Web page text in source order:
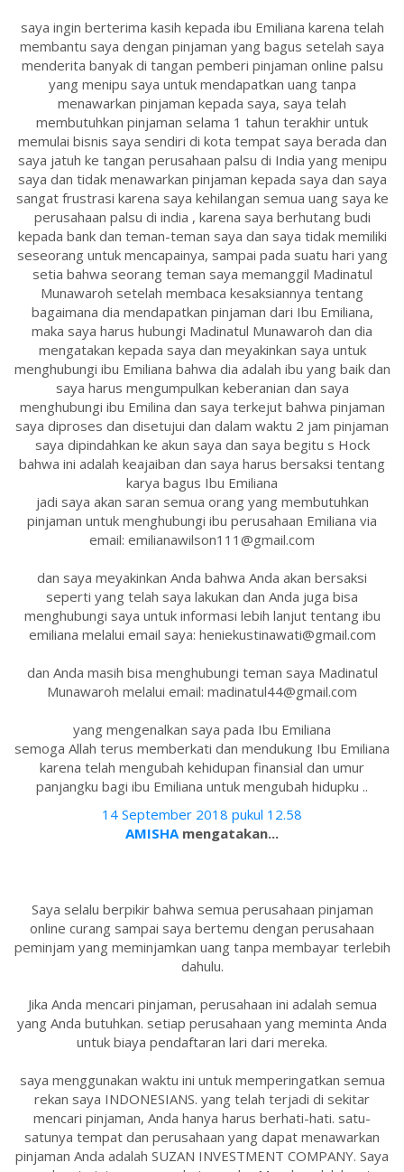
saya ingin berterima kasih kepada ibu Emiliana karena telah
membantu saya dengan pinjaman yang bagus setelah saya
menderita banyak di tangan pemberi pinjaman online palsu
yang menipu saya untuk mendapatkan uang tanpa
menawarkan pinjaman kepada saya, saya telah
membutuhkan pinjaman selama 1 tahun terakhir untuk
memulai bisnis saya sendiri di kota tempat saya berada dan
saya jatuh ke tangan perusahaan palsu di India yang menipu
saya dan tidak menawarkan pinjaman kepada saya dan saya
sangat frustrasi karena saya kehilangan semua uang saya ke
perusahaan palsu di india , karena saya berhutang budi
kepada bank dan teman-teman saya dan saya tidak memiliki
seseorang untuk mencapainya, sampai pada suatu hari yang
setia bahwa seorang teman saya memanggil Madinatul
Munawaroh setelah membaca kesaksiannya tentang
bagaimana dia mendapatkan pinjaman dari Ibu Emiliana,
maka saya harus hubungi Madinatul Munawaroh dan dia
mengatakan kepada saya dan meyakinkan saya untuk
menghubungi ibu Emiliana bahwa dia adalah ibu yang baik dan
saya harus mengumpulkan keberanian dan saya
menghubungi ibu Emilina dan saya terkejut bahwa pinjaman
saya diproses dan disetujui dan dalam waktu 2 jam pinjaman
saya dipindahkan ke akun saya dan saya begitu s Hock
bahwa ini adalah keajaiban dan saya harus bersaksi tentang
karya bagus Ibu Emiliana
jadi saya akan saran semua orang yang membutuhkan
pinjaman untuk menghubungi ibu perusahaan Emiliana via
email: emilianawilson111@gmail.com
dan saya meyakinkan Anda bahwa Anda akan bersaksi
seperti yang telah saya lakukan dan Anda juga bisa
menghubungi saya untuk informasi lebih lanjut tentang ibu
emiliana melalui email saya: heniekustinawati@gmail.com
dan Anda masih bisa menghubungi teman saya Madinatul
Munawaroh melalui email: madinatul44@gmail.com
yang mengenalkan saya pada Ibu Emiliana
semoga Allah terus memberkati dan mendukung Ibu Emiliana
karena telah mengubah kehidupan finansial dan umur
panjangku bagi ibu Emiliana untuk mengubah hidupku ..
14 September 2018 pukul 12.58
AMISHAmengatakan...
Saya selalu berpikir bahwa semua perusahaan pinjaman
online curang sampai saya bertemu dengan perusahaan
peminjam yang meminjamkan uang tanpa membayar terlebih
dahulu.
Jika Anda mencari pinjaman, perusahaan ini adalah semua
yang Anda butuhkan. setiap perusahaan yang meminta Anda
untuk biaya pendaftaran lari dari mereka.
saya menggunakan waktu ini untuk memperingatkan semua
rekan saya INDONESIANS. yang telah terjadi di sekitar
mencari pinjaman, Anda hanya harus berhati-hati. satu-
satunya tempat dan perusahaan yang dapat menawarkan
pinjaman Anda adalah SUZAN INVESTMENT COMPANY. Saya